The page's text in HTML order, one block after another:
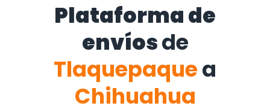
Plataforma de
envíosde
Tlaquepaquea
Chihuahua